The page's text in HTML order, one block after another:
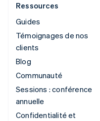
Ressources
Guides
Témoignages de nos
clients
Blog
Communauté
Sessions : conférence
annuelle
Confidentialité et